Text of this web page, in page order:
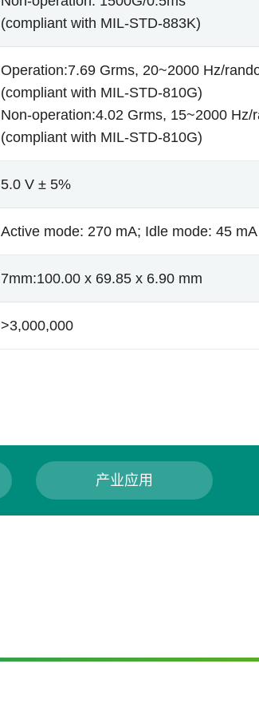
(compliant with MIL-STD-883K)
Operation:7.69 Grms, 20~2000 Hz/
(compliant with MIL-STD-810G)
Non-operation:4.02 Grms, 15~2000 Hz/
(compliant with MIL-STD-810G)
5.0 V ± 5%
Active mode: 270 mA; Idle mode: 45 mA
7mm:100.00 x 69.85 x 6.90 mm
>3,000,000
产业应用